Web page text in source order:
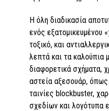
Η όλη διαδικασία
ενός εξατομικευμένου
τοξικό, και
λεπτά και τα καλούπια
διαφορετικά σχήματα,
αστεία αξεσουάρ,
ταινίες blockbuster,
σχεδίων και λογότυπα